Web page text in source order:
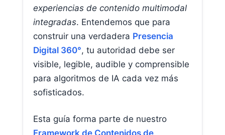
experiencias de contenido multimodal
integradas. Entendemos que para
construir una verdadera Presencia
Digital 360°, tu autoridad debe ser
visible, legible, audible y comprensible
para algoritmos de IA cada vez más
sofisticados.
Esta guía forma parte de nuestro